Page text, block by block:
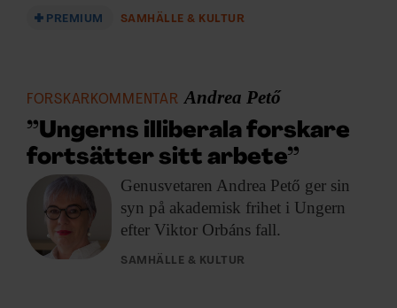
SKRIV I F&F
OM F&F
PREMIUM SAMHÄLLE & KULTUR
FORSKARKOMMENTAR Andrea Pető
”Ungerns illiberala forskare
fortsätter sitt arbete”
Genusvetaren Andrea Pető ger sin
syn på akademisk frihet i Ungern
efter Viktor Orbáns fall.
SAMHÄLLE & KULTUR